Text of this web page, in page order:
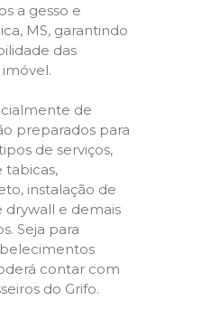
a gesso e
MS, garantindo
das
de
preparados para
de serviços,
tabicas,
instalação de
drywall e demais
Seja para
contar com
do Grifo.